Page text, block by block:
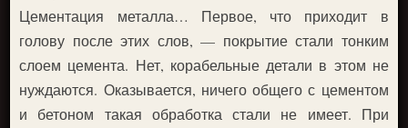
Цементация металла… Первое, что приходит в
голову после этих слов, — покрытие стали тонким
слоем цемента. Нет, корабельные детали в этом не
нуждаются. Оказывается, ничего общего с цементом
и бетоном такая обработка стали не имеет. При